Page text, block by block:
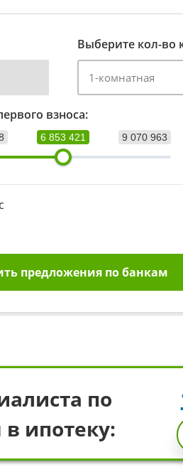
Выберите кол-во
взноса:
9 070 963
6 853 421
предложения по банкам
по
ипотеку: